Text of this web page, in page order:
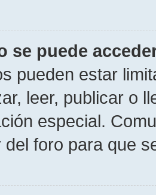
se puede
pueden estar
leer, publicar o
especial.
del foro para que